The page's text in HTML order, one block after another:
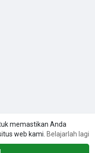
memastikan Anda
web kami. Belajarlah lagi